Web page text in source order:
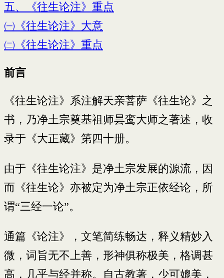
五、《往生论注》重点
㈠《往生论注》大意
㈡《往生论注》重点
前言
《往生论注》系注解天亲菩萨《往生论》之
书，乃净土宗奠基祖师昙鸾大师之著述，收
录于《大正藏》第四十册。
由于《往生论注》是净土宗发展的源流，因
而《往生论》亦被定为净土宗正依经论，所
谓“三经一论”。
通篇《论注》，文笔简练畅达，释义精妙入
微，词旨无不上善，形神俱称极美，格调甚
高，几乎与经并称。自古教著，少可媲美，